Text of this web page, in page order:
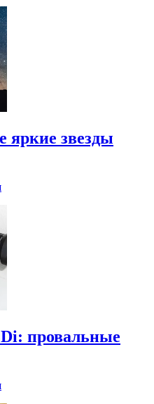
яркие звезды
провальные